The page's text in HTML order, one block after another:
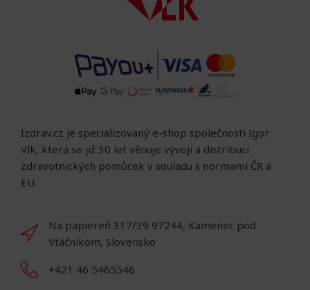
Izdrav.cz je specializovaný e-shop společnosti Igor
Vlk, která se již 30 let věnuje vývoji a distribuci
zdravotnických pomůcek v souladu s normami ČR a
EU.
Na papiereň 317/39 97244, Kamenec pod
Vtáčnikom, Slovensko
+421 46 5465546